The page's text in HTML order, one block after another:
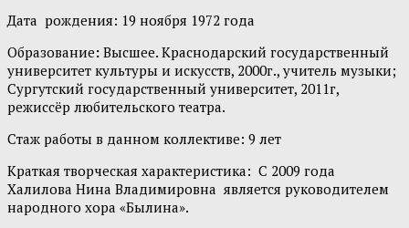
Дата рождения: 19 ноября 1972 года
Образование: Высшее. Краснодарский государственный
университет культуры и искусств, 2000г., учитель музыки;
Сургутский государственный университет, 2011г,
режиссёр любительского театра.
Стаж работы в данном коллективе: 9 лет
Краткая творческая характеристика: С 2009 года
Халилова Нина Владимировна является руководителем
народного хора «Былина».